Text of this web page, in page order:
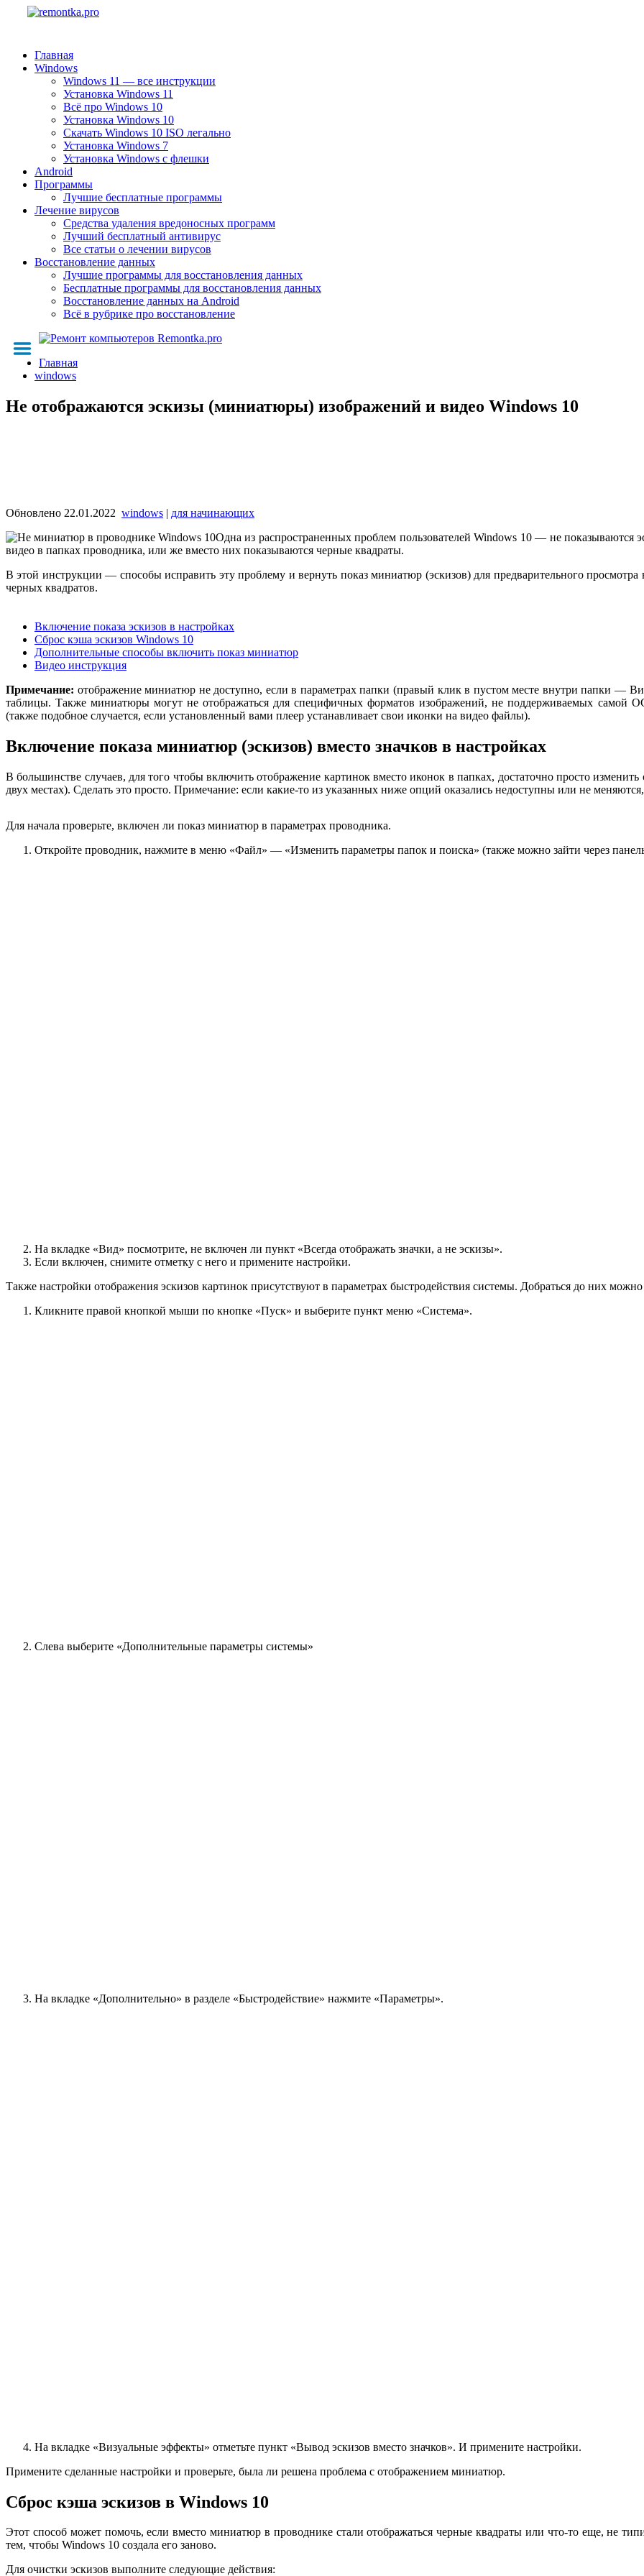
Главная
Windows
Windows 11 — все инструкции
Установка Windows 11
Всё про Windows 10
Установка Windows 10
Скачать Windows 10 ISO легально
Установка Windows 7
Установка Windows с флешки
Android
Программы
Лучшие бесплатные программы
Лечение вирусов
Средства удаления вредоносных программ
Лучший бесплатный антивирус
Все статьи о лечении вирусов
Восстановление данных
Лучшие программы для восстановления данных
Бесплатные программы для восстановления данных
Восстановление данных на Android
Всё в рубрике про восстановление
Главная
windows
Не отображаются эскизы (миниатюры) изображений и видео Windows 10
Обновлено 22.01.2022 windows | для начинающих
Одна из распространенных проблем пользователей Windows 10 — не
видео в папках проводника, или же вместо них показываются черные квадраты.
В этой инструкции — способы исправить эту проблему и вернуть показ миниатюр (эскизов) для предварительного
черных квадратов.
Включение показа эскизов в настройках
Сброс кэша эскизов Windows 10
Дополнительные способы включить показ миниатюр
Видео инструкция
Примечание: отображение миниатюр не доступно, если в параметрах папки (правый клик в пустом месте внутри папки —
таблицы. Также миниатюры могут не отображаться для специфичных форматов изображений, не поддерживаемых самой
(также подобное случается, если установленный вами плеер устанавливает свои иконки на видео файлы).
Включение показа миниатюр (эскизов) вместо значков в настройках
В большинстве случаев, для того чтобы включить отображение картинок вместо иконок в папках, достаточно просто
двух местах). Сделать это просто. Примечание: если какие-то из указанных ниже опций оказались недоступны или не
Для начала проверьте, включен ли показ миниатюр в параметрах проводника.
Откройте проводник, нажмите в меню «Файл» — «Изменить параметры папок и поиска» (также можно зайти через
На вкладке «Вид» посмотрите, не включен ли пункт «Всегда отображать значки, а не эскизы».
Если включен, снимите отметку с него и примените настройки.
Также настройки отображения эскизов картинок присутствуют в параметрах быстродействия системы. Добраться до них
Кликните правой кнопкой мыши по кнопке «Пуск» и выберите пункт меню «Система».
Слева выберите «Дополнительные параметры системы»
На вкладке «Дополнительно» в разделе «Быстродействие» нажмите «Параметры».
На вкладке «Визуальные эффекты» отметьте пункт «Вывод эскизов вместо значков». И примените настройки.
Примените сделанные настройки и проверьте, была ли решена проблема с отображением миниатюр.
Сброс кэша эскизов в Windows 10
Этот способ может помочь, если вместо миниатюр в проводнике стали отображаться черные квадраты или что-то еще, не
тем, чтобы Windows 10 создала его заново.
Для очистки эскизов выполните следующие действия: